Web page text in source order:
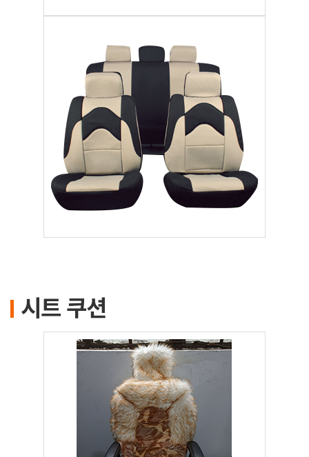
시트 쿠션